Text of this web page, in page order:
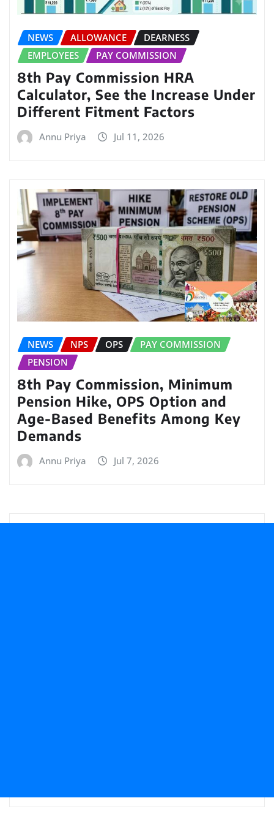
NEWS ALLOWANCE
DEARNESS
EMPLOYEES
PAY COMMISSION
8th Pay Commission HRA
Calculator, See the Increase Under
Different Fitment Factors
Annu Priya Jul 11, 2026
NEWS NPS OPS
PAY COMMISSION
PENSION
8th Pay Commission, Minimum
Pension Hike, OPS Option and
Age-Based Benefits Among Key
Demands
Annu Priya Jul 7, 2026